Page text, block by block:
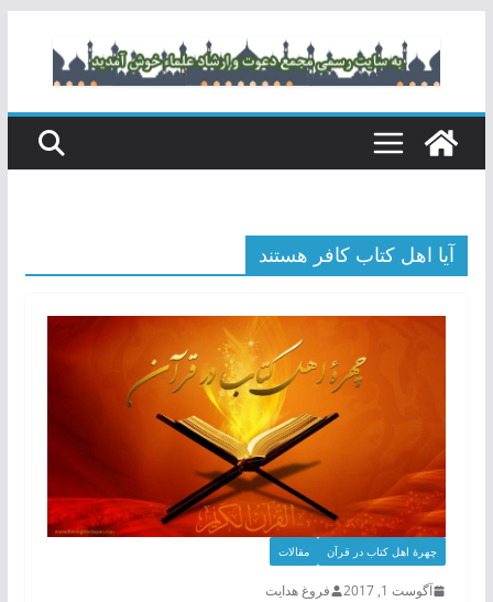
آیا اهل کتاب کافر هستند
چهرۀ اهل کتاب در قرآن مقالات
آگوست 1, 2017 فروغ هدایت